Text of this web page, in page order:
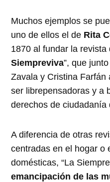
Muchos ejemplos se
uno de ellos el de Rita
1870 al fundar la revista
Siempreviva”, que
Zavala y Cristina Farfán
ser librepensadoras y a
derechos de ciudadanía
A diferencia de otras
centradas en el hogar o
domésticas, “La
emancipación de las